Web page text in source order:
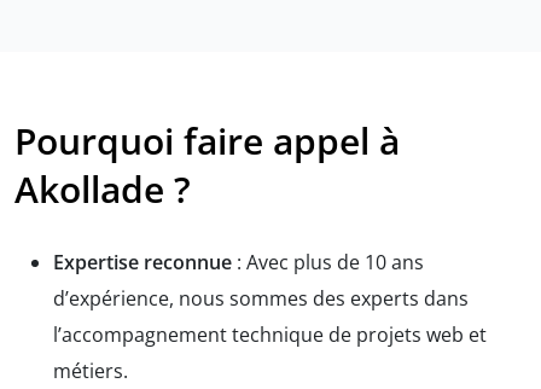
Pourquoi faire appel à
Akollade ?
Expertise reconnue : Avec plus de 10 ans
d’expérience, nous sommes des experts dans
l’accompagnement technique de projets web et
métiers.